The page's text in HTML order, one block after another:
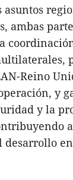
asuntos
ambas
Reino
y
y la
desarrollo